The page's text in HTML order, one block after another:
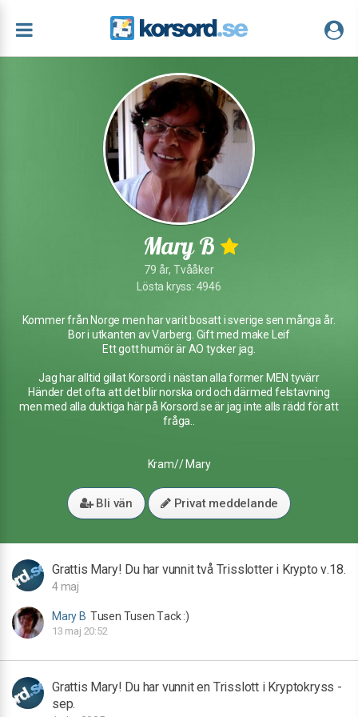
Mary B
79 år, Tvååker
Lösta kryss: 4946
Kommer från Norge men har varit bosatt i sverige sen många år.
Bor i utkanten av Varberg. Gift med make Leif
Ett gott humör är AO tycker jag.
Jag har alltid gillat Korsord i nästan alla former MEN tyvärr
Händer det ofta att det blir norska ord och därmed felstavning
men med alla duktiga här på Korsord.se är jag inte alls rädd för att
fråga..
Kram// Mary
Bli vän Privat meddelande
Grattis Mary! Du har vunnit två Trisslotter i Krypto v.18.
4 maj
Mary B Tusen Tusen Tack :)
13 maj 20:52
Grattis Mary! Du har vunnit en Trisslott i Kryptokryss -
sep.